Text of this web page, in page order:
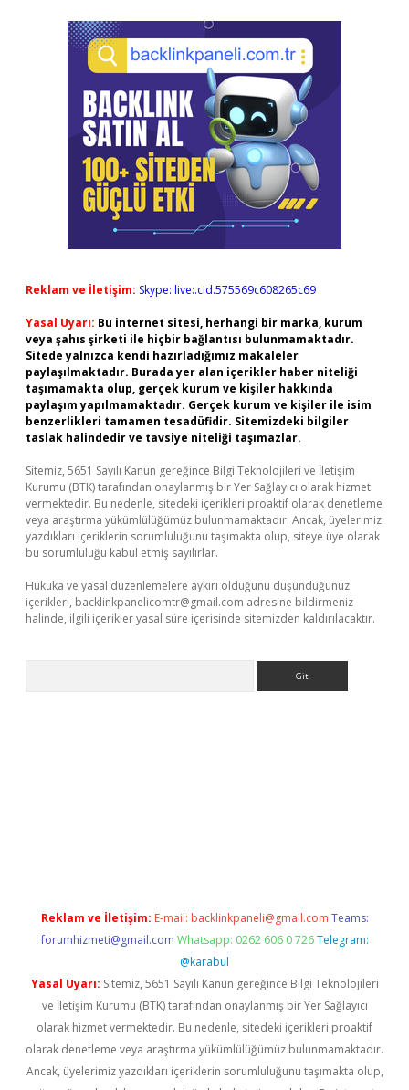
Reklam ve İletişim: Skype: live:.cid.575569c608265c69
Yasal Uyarı: Bu internet sitesi, herhangi bir marka, kurum
veya şahıs şirketi ile hiçbir bağlantısı bulunmamaktadır.
Sitede yalnızca kendi hazırladığımız makaleler
paylaşılmaktadır. Burada yer alan içerikler haber niteliği
taşımamakta olup, gerçek kurum ve kişiler hakkında
paylaşım yapılmamaktadır. Gerçek kurum ve kişiler ile isim
benzerlikleri tamamen tesadüfidir. Sitemizdeki bilgiler
taslak halindedir ve tavsiye niteliği taşımazlar.
Sitemiz, 5651 Sayılı Kanun gereğince Bilgi Teknolojileri ve İletişim
Kurumu (BTK) tarafından onaylanmış bir Yer Sağlayıcı olarak hizmet
vermektedir. Bu nedenle, sitedeki içerikleri proaktif olarak denetleme
veya araştırma yükümlülüğümüz bulunmamaktadır. Ancak, üyelerimiz
yazdıkları içeriklerin sorumluluğunu taşımakta olup, siteye üye olarak
bu sorumluluğu kabul etmiş sayılırlar.
Hukuka ve yasal düzenlemelere aykırı olduğunu düşündüğünüz
içerikleri, backlinkpanelicomtr@gmail.com adresine bildirmeniz
halinde, ilgili içerikler yasal süre içerisinde sitemizden kaldırılacaktır.
Reklam ve İletişim: E-mail: backlinkpaneli@gmail.com Teams:
forumhizmeti@gmail.com Whatsapp: 0262 606 0 726 Telegram:
@karabul
Yasal Uyarı: Sitemiz, 5651 Sayılı Kanun gereğince Bilgi Teknolojileri
ve İletişim Kurumu (BTK) tarafından onaylanmış bir Yer Sağlayıcı
olarak hizmet vermektedir. Bu nedenle, sitedeki içerikleri proaktif
olarak denetleme veya araştırma yükümlülüğümüz bulunmamaktadır.
Ancak, üyelerimiz yazdıkları içeriklerin sorumluluğunu taşımakta olup,